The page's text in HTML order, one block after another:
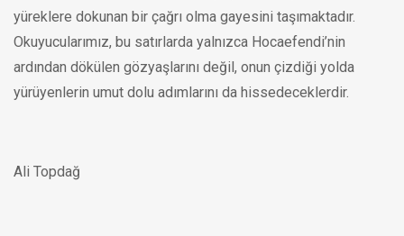
yüreklere dokunan bir çağrı olma gayesini taşımaktadır.
Okuyucularımız, bu satırlarda yalnızca Hocaefendi’nin
ardından dökülen gözyaşlarını değil, onun çizdiği yolda
yürüyenlerin umut dolu adımlarını da hissedeceklerdir.
Ali Topdağ